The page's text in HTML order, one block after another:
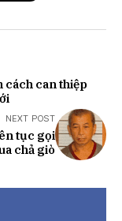
can thiệp
NEXT POST
tục gọi
chả giò